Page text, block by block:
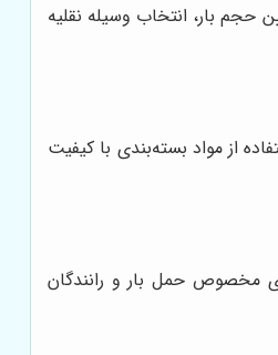
حجم بار، انتخاب وسیله نقلیه
از مواد بسته‌بندی با کیفیت
مخصوص حمل بار و رانندگان